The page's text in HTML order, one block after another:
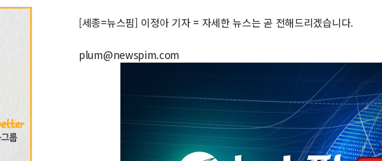
10월 보완수사
민주당, 오늘
뉴욕증시, 고용
트럼프, 쿡 연
유럽증시, 美
미 연준 매파
[세종=뉴스핌] 이정아 기자 = 자세한 뉴스는 곧 전해드리겠습니다.
plum@newspim.com